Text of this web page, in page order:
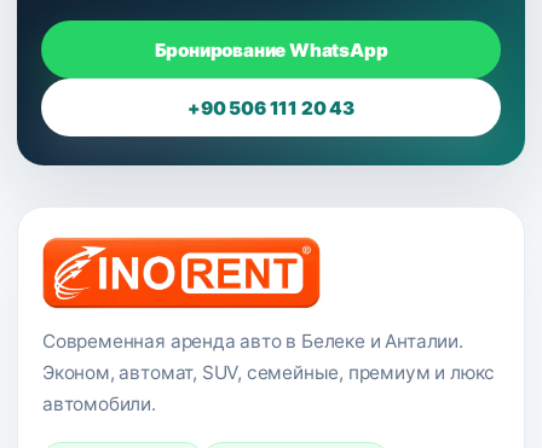
Бронирование WhatsApp
+90 506 111 20 43
Современная аренда авто в Белеке и Анталии.
Эконом, автомат, SUV, семейные, премиум и люкс
автомобили.